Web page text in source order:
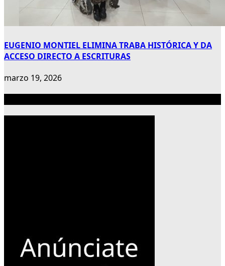
EUGENIO MONTIEL ELIMINA TRABA HISTÓRICA Y DA
ACCESO DIRECTO A ESCRITURAS
marzo 19, 2026